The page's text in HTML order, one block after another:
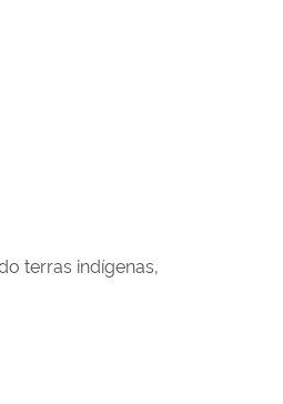
terras indígenas,